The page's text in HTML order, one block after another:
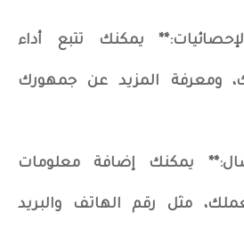
يمكنك تتبع أداء
ومعرفة المزيد عن جمهورك
يمكنك إضافة معلومات
مثل رقم الهاتف والبريد